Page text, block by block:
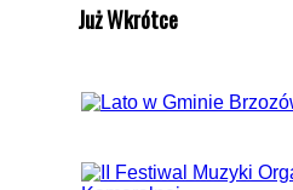
Już Wkrótce